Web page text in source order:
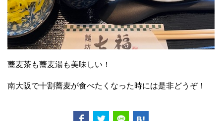
蕎麦茶も蕎麦湯も美味しい！
南大阪で十割蕎麦が食べたくなった時には是非どうぞ！